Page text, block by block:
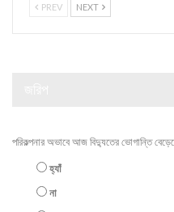
PREV NEXT
পরিকল্পনার অভাবে আজ বিদ্যুতের ভোগান্তি
হ্যাঁ
না